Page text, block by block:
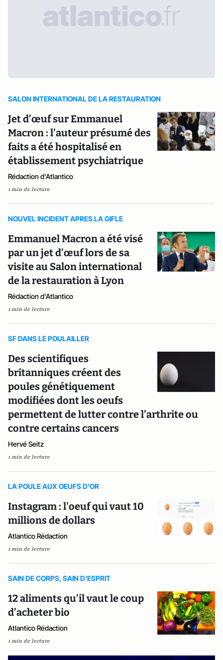
SALON INTERNATIONAL DE LA RESTAURATION
Jet d’œuf sur Emmanuel
Macron : l’auteur présumé des
faits a été hospitalisé en
établissement psychiatrique
Rédaction d'Atlantico
1 min de lecture
NOUVEL INCIDENT APRES LA GIFLE
Emmanuel Macron a été visé
par un jet d’œuf lors de sa
visite au Salon international
de la restauration à Lyon
Rédaction d'Atlantico
1 min de lecture
SF DANS LE POULAILLER
Des scientifiques
britanniques créent des
poules génétiquement
modifiées dont les oeufs
permettent de lutter contre l’arthrite ou
contre certains cancers
Hervé Seitz
1 min de lecture
LA POULE AUX OEUFS D'OR
Instagram : l'oeuf qui vaut 10
millions de dollars
Atlantico Rédaction
1 min de lecture
SAIN DE CORPS, SAIN D'ESPRIT
12 aliments qu’il vaut le coup
d’acheter bio
Atlantico Rédaction
1 min de lecture